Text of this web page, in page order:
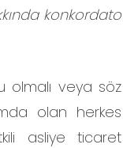
konkordato
veya söz
olan herkes
asliye ticaret